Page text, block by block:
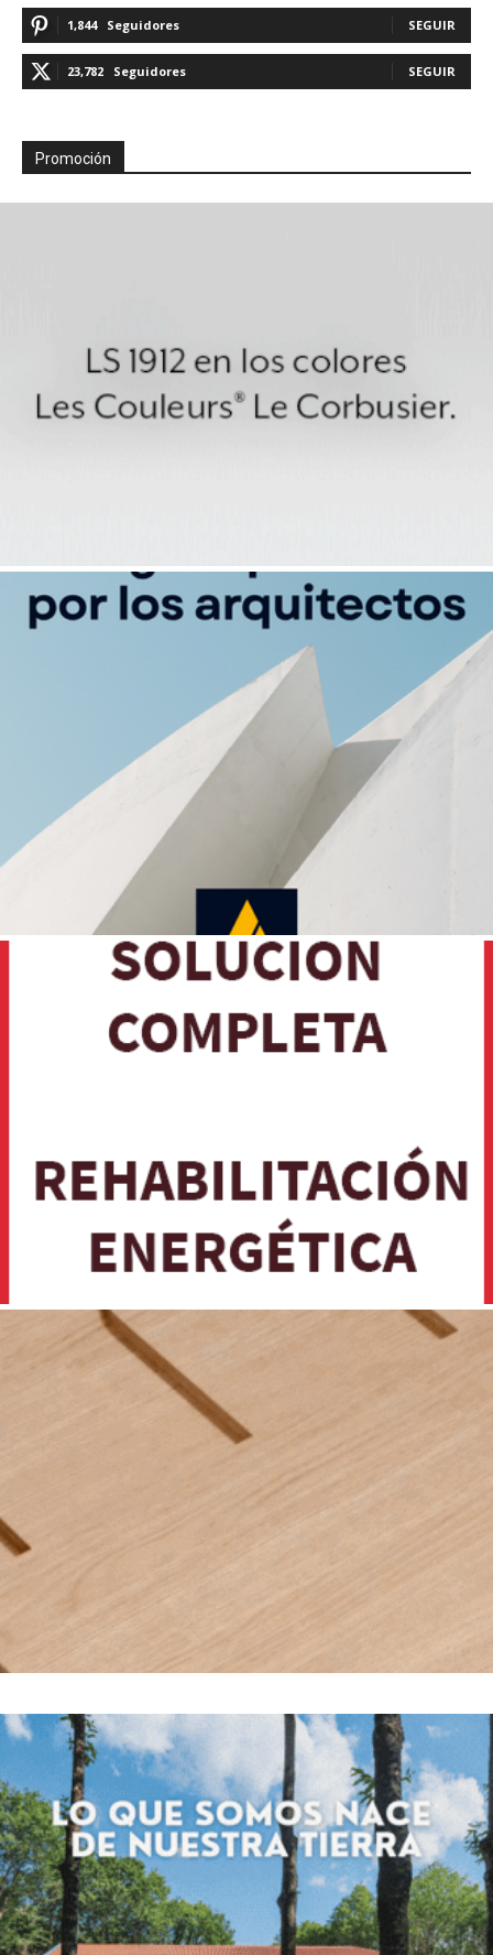
1,844 Seguidores SEGUIR
23,782 Seguidores SEGUIR
Promoción